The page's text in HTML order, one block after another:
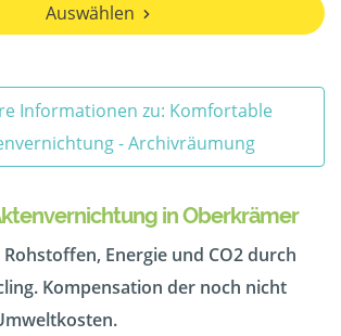
Auswählen
Informationen zu: Komfortable
- Archivräumung
in Oberkrämer
Energie und CO2 durch
Kompensation der noch nicht